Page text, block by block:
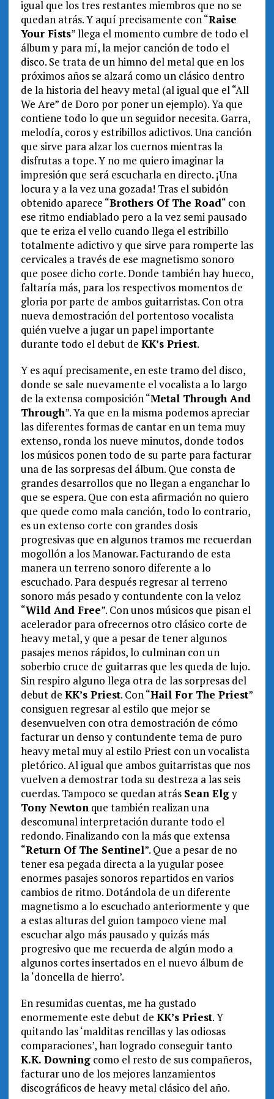
igual que los tres restantes miembros que no se
quedan atrás. Y aquí precisamente con “Raise
Your Fists” llega el momento cumbre de todo el
álbum y para mí, la mejor canción de todo el
disco. Se trata de un himno del metal que en los
próximos años se alzará como un clásico dentro
de la historia del heavy metal (al igual que el “All
We Are” de Doro por poner un ejemplo). Ya que
contiene todo lo que un seguidor necesita. Garra,
melodía, coros y estribillos adictivos. Una canción
que sirve para alzar los cuernos mientras la
disfrutas a tope. Y no me quiero imaginar la
impresión que será escucharla en directo. ¡Una
locura y a la vez una gozada! Tras el subidón
obtenido aparece “Brothers Of The Road“ con
ese ritmo endiablado pero a la vez semi pausado
que te eriza el vello cuando llega el estribillo
totalmente adictivo y que sirve para romperte las
cervicales a través de ese magnetismo sonoro
que posee dicho corte. Donde también hay hueco,
faltaría más, para los respectivos momentos de
gloria por parte de ambos guitarristas. Con otra
nueva demostración del portentoso vocalista
quién vuelve a jugar un papel importante
durante todo el debut de KK’s Priest.
Y es aquí precisamente, en este tramo del disco,
donde se sale nuevamente el vocalista a lo largo
de la extensa composición “Metal Through And
Through”. Ya que en la misma podemos apreciar
las diferentes formas de cantar en un tema muy
extenso, ronda los nueve minutos, donde todos
los músicos ponen todo de su parte para facturar
una de las sorpresas del álbum. Que consta de
grandes desarrollos que no llegan a enganchar lo
que se espera. Que con esta afirmación no quiero
que quede como mala canción, todo lo contrario,
es un extenso corte con grandes dosis
progresivas que en algunos tramos me recuerdan
mogollón a los Manowar. Facturando de esta
manera un terreno sonoro diferente a lo
escuchado. Para después regresar al terreno
sonoro más pesado y contundente con la veloz
“Wild And Free”. Con unos músicos que pisan el
acelerador para ofrecernos otro clásico corte de
heavy metal, y que a pesar de tener algunos
pasajes menos rápidos, lo culminan con un
soberbio cruce de guitarras que les queda de lujo.
Sin respiro alguno llega otra de las sorpresas del
debut de KK’s Priest. Con “Hail For The Priest”
consiguen regresar al estilo que mejor se
desenvuelven con otra demostración de cómo
facturar un denso y contundente tema de puro
heavy metal muy al estilo Priest con un vocalista
pletórico. Al igual que ambos guitarristas que nos
vuelven a demostrar toda su destreza a las seis
cuerdas. Tampoco se quedan atrás Sean Elgy
Tony Newtonque también realizan una
descomunal interpretación durante todo el
redondo. Finalizando con la más que extensa
“Return Of The Sentinel”. Que a pesar de no
tener esa pegada directa a la yugular posee
enormes pasajes sonoros repartidos en varios
cambios de ritmo. Dotándola de un diferente
magnetismo a lo escuchado anteriormente y que
a estas alturas del guion tampoco viene mal
escuchar algo más pausado y quizás más
progresivo que me recuerda de algún modo a
algunos cortes insertados en el nuevo álbum de
la ‘doncella de hierro’.
En resumidas cuentas, me ha gustado
enormemente este debut de KK’s Priest. Y
quitando las ‘malditas rencillas y las odiosas
comparaciones’, han logrado conseguir tanto
K.K. Downingcomo el resto de sus compañeros,
facturar uno de los mejores lanzamientos
discográficos de heavy metal clásico del año.